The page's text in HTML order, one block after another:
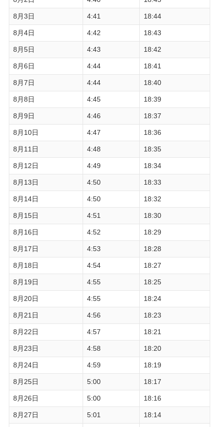
8月3日 4:41 18:44
8月4日 4:42 18:43
8月5日 4:43 18:42
8月6日 4:44 18:41
8月7日 4:44 18:40
8月8日 4:45 18:39
8月9日 4:46 18:37
8月10日 4:47 18:36
8月11日 4:48 18:35
8月12日 4:49 18:34
8月13日 4:50 18:33
8月14日 4:50 18:32
8月15日 4:51 18:30
8月16日 4:52 18:29
8月17日 4:53 18:28
8月18日 4:54 18:27
8月19日 4:55 18:25
8月20日 4:55 18:24
8月21日 4:56 18:23
8月22日 4:57 18:21
8月23日 4:58 18:20
8月24日 4:59 18:19
8月25日 5:00 18:17
8月26日 5:00 18:16
8月27日 5:01 18:14